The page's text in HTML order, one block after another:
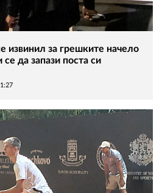
извинил за грешките начело
да запази поста си